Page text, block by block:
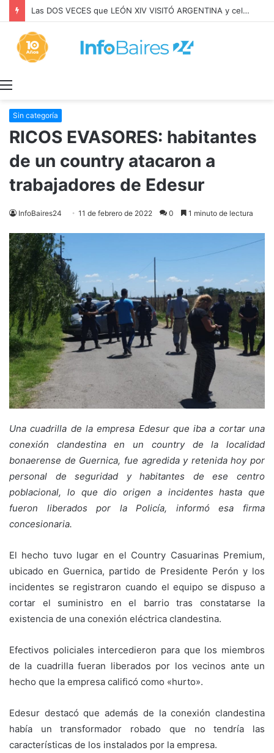
Las DOS VECES que LEÓN XIV VISITÓ ARGENTINA y celebró MISA con BERGOGLIO
Sin categoría
RICOS EVASORES: habitantes
de un country atacaron a
trabajadores de Edesur
InfoBaires24 11 de febrero de 2022 0 1 minuto de lectura
Una cuadrilla de la empresa Edesur que iba a cortar una
conexión clandestina en un country de la localidad
bonaerense de Guernica, fue agredida y retenida hoy por
personal de seguridad y habitantes de ese centro
poblacional, lo que dio origen a incidentes hasta que
fueron liberados por la Policía, informó esa firma
concesionaria.
El hecho tuvo lugar en el Country Casuarinas Premium,
ubicado en Guernica, partido de Presidente Perón y los
incidentes se registraron cuando el equipo se dispuso a
cortar el suministro en el barrio tras constatarse la
existencia de una conexión eléctrica clandestina.
Efectivos policiales intercedieron para que los miembros
de la cuadrilla fueran liberados por los vecinos ante un
hecho que la empresa calificó como «hurto».
Edesur destacó que además de la conexión clandestina
había un transformador robado que no tendría las
características de los instalados por la empresa.